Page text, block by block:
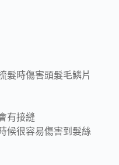
髮時傷害頭髮毛鱗片
有接縫
候很容易傷害到髮絲